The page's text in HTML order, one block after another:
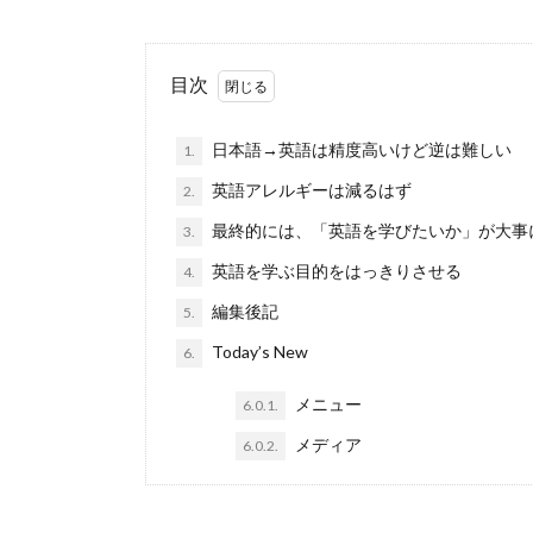
目次
1. 日本語→英語は精度高いけど逆は難しい
2. 英語アレルギーは減るはず
3. 最終的には、「英語を学びたいか」が大事
4. 英語を学ぶ目的をはっきりさせる
5. 編集後記
6. Today’s New
6.0.1. メニュー
6.0.2. メディア